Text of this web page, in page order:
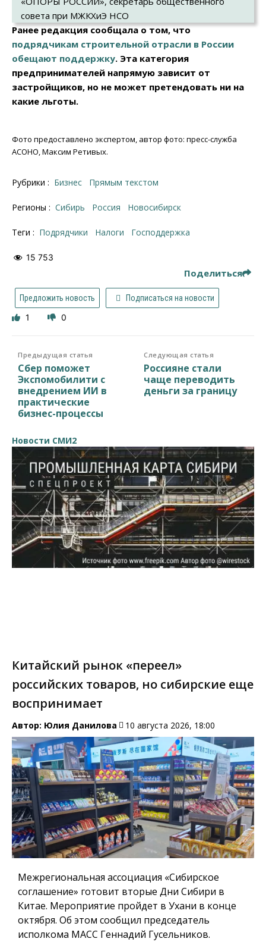
совета при МЖКХиЭ НСО
Ранее редакция сообщала о том, что
подрядчикам строительной отрасли в России
обещают поддержку. Эта категория
предпринимателей напрямую зависит от
застройщиков, но не может претендовать ни на
какие льготы.
Фото предоставлено экспертом, автор фото: пресс-служба
АСОНО, Максим Ретивых.
Рубрики : Бизнес Прямым текстом
Регионы : Сибирь Россия Новосибирск
Теги : подрядчики налоги господдержка
15 753
Поделиться
Предложить новость Подписаться на новости
1 0
Предыдущая статья
Сбер поможет
Экспомобилити с
внедрением ИИ в
практические
бизнес-процессы
Следующая статья
Россияне стали
чаще переводить
деньги за границу
Новости СМИ2
Китайский рынок «переел»
российских товаров, но сибирские еще
воспринимает
Автор: Юлия Данилова 10 августа 2026, 18:00
Межрегиональная ассоциация «Сибирское
соглашение» готовит вторые Дни Сибири в
Китае. Мероприятие пройдет в Ухани в конце
октября. Об этом сообщил председатель
исполкома МАСС Геннадий Гусельников.